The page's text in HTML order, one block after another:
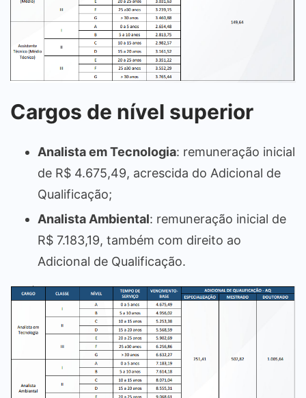
Cargos de nível superior
Analista em Tecnologia: remuneração inicial
de R$ 4.675,49, acrescida do Adicional de
Qualificação;
Analista Ambiental: remuneração inicial de
R$ 7.183,19, também com direito ao
Adicional de Qualificação.